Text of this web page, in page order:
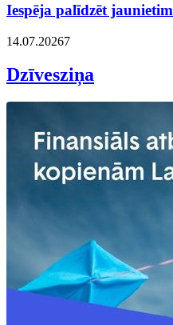
Iespēja palīdzēt jaunietim
14.07.20267
Dzīvesziņa